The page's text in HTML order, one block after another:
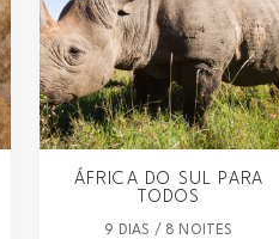
ÁFRICA DO SUL PARA
TODOS
9 DIAS / 8 NOITES